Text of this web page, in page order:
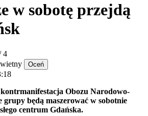
w sobotę przejdą
4
Obozu Narodowo-
grupy będą maszerować w sobotnie
centrum Gdańska.